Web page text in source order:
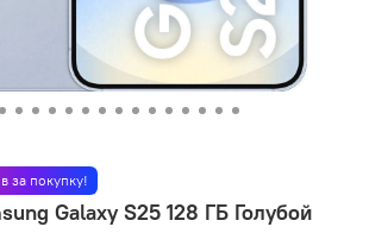
за покупку!
Galaxy S25 128 ГБ Голубой